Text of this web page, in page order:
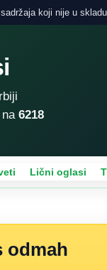
koji nije u
na 6218
Lični oglasi
odmah